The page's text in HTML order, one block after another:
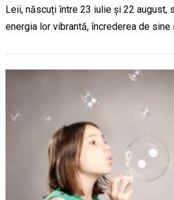
Leii, născuți între 23 iulie și 22 august,
energia lor vibrantă, încrederea de sine